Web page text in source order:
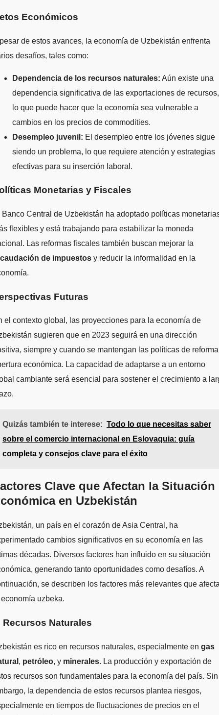
Económicos
de estos avances, la economía de Uzbekistán enfrenta
desafíos, tales como:
Dependencia de los recursos naturales: Aún existe una
dependencia significativa de las exportaciones de recursos,
lo que puede hacer que la economía sea vulnerable a
cambios en los precios de commodities.
Desempleo juvenil: El desempleo entre los jóvenes sigue
siendo un problema, lo que requiere atención y estrategias
efectivas para su inserción laboral.
Monetarias y Fiscales
Banco Central de Uzbekistán ha adoptado políticas
flexibles y está trabajando para estabilizar la moneda
Las reformas fiscales también buscan mejorar la
de impuestos y reducir la informalidad en la
Futuras
el contexto global, las proyecciones para la economía de
sugieren que en 2023 seguirá en una dirección
siempre y cuando se mantengan las políticas de
económica. La capacidad de adaptarse a un entorno
cambiante será esencial para sostener el crecimiento a
Quizás también te interese: Todo lo que necesitas saber
sobre el comercio internacional en Eslovaquia: guía
completa y consejos clave para el éxito
Clave que Afectan la Situación
en Uzbekistán
un país en el corazón de Asia Central, ha
cambios significativos en su economía en las
décadas. Diversos factores han influido en su situación
generando tanto oportunidades como desafíos. A
se describen los factores más relevantes que
uzbeka.
Recursos Naturales
es rico en recursos naturales, especialmente en gas
, petróleo, y minerales. La producción y exportación de
recursos son fundamentales para la economía del país. Sin
la dependencia de estos recursos plantea riesgos,
en tiempos de fluctuaciones de precios en el